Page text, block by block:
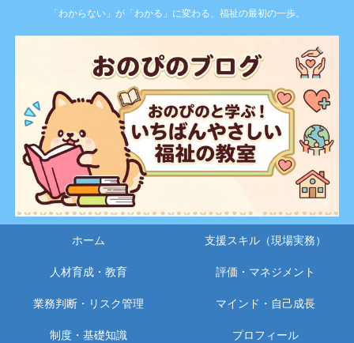
「わからない」が「わかる」に変わる、福祉の最初の一歩。
ホーム 支援スキル（現場実務）
人材育成・教育 評価・マネジメント
業務判断・リスク管理 マインド・自己成長
制度・基礎知識 プロフィール